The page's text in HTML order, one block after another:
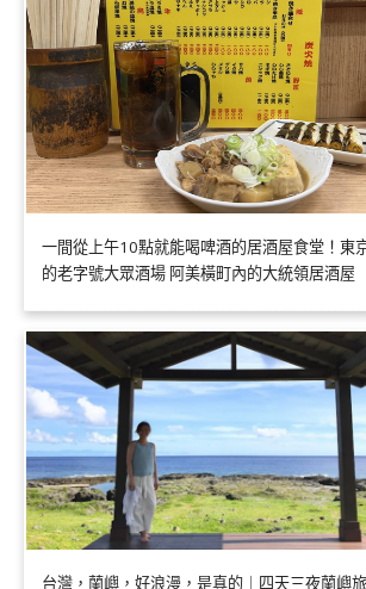
一間從上午10點就能喝啤酒的居酒屋食堂！東
的老字號大眾酒場 阿美橫町內的大統領居酒屋
台灣，蘭嶼，好浪漫，是真的｜四天三夜蘭嶼